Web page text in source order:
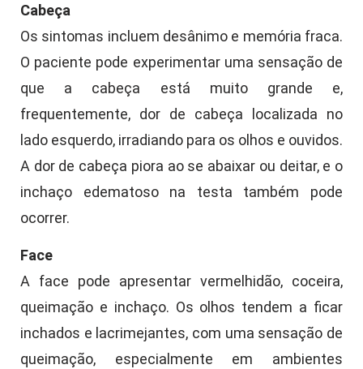
Cabeça
Os sintomas incluem desânimo e memória fraca.
O paciente pode experimentar uma sensação de
que a cabeça está muito grande e,
frequentemente, dor de cabeça localizada no
lado esquerdo, irradiando para os olhos e ouvidos.
A dor de cabeça piora ao se abaixar ou deitar, e o
inchaço edematoso na testa também pode
ocorrer.
Face
A face pode apresentar vermelhidão, coceira,
queimação e inchaço. Os olhos tendem a ficar
inchados e lacrimejantes, com uma sensação de
queimação, especialmente em ambientes